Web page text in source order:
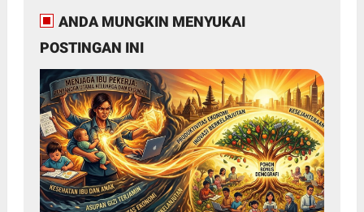
ANDA MUNGKIN MENYUKAI
POSTINGAN INI